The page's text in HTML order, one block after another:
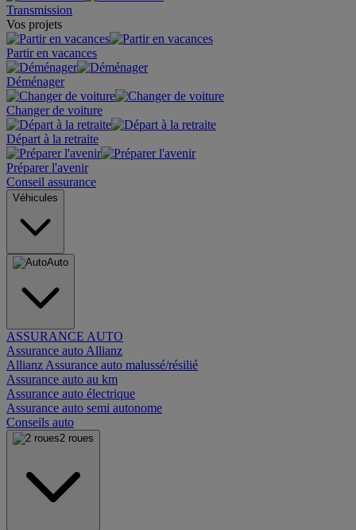
Transmission
Vos projets
Partir en vacances
Déménager
Changer de voiture
Départ à la retraite
Préparer l'avenir
Conseil assurance
Véhicules
Auto
ASSURANCE AUTO
Assurance auto Allianz
Allianz Assurance auto malussé/résilié
Assurance auto au km
Assurance auto électrique
Assurance auto semi autonome
Conseils auto
2 roues